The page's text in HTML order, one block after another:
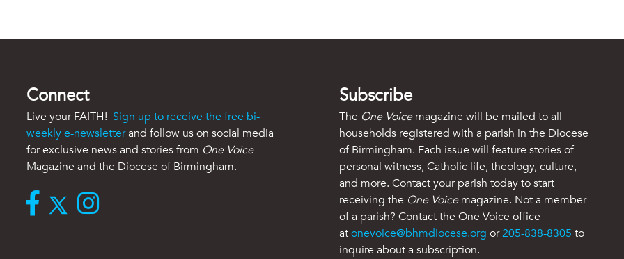
Connect
Live your FAITH! Sign up to receive the free bi-
weekly e-newsletterand follow us on social media
for exclusive news and stories from One Voice
Magazine and the Diocese of Birmingham.
Subscribe
The One Voicemagazine will be mailed to all
households registered with a parish in the Diocese
of Birmingham. Each issue will feature stories of
personal witness, Catholic life, theology, culture,
and more. Contact your parish today to start
receiving the One Voicemagazine. Not a member
of a parish? Contact the One Voice office
atonevoice@bhmdiocese.org or205-838-8305 to
inquire about a subscription.